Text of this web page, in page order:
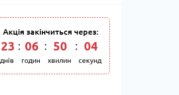
Акція закінчиться через:
23
днів
: 06
годин
: 50
хвилин
: 03
секунд